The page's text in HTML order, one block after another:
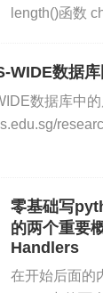
length()函数
WIDE数据
数据库中
零基础写
的两个重要
Handlers
在开始后面的